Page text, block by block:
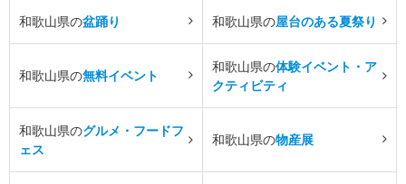
和歌山県の盆踊り 和歌山県の屋台のある夏祭り
和歌山県の無料イベント
和歌山県の体験イベント・ア
クティビティ
和歌山県のグルメ・フードフ
ェス
和歌山県の物産展